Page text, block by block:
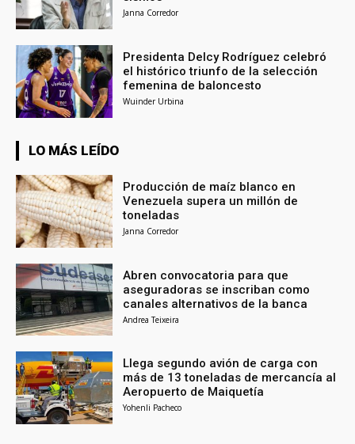
Janna Corredor
Presidenta Delcy Rodríguez celebró
el histórico triunfo de la selección
femenina de baloncesto
Wuinder Urbina
LO MÁS LEÍDO
Producción de maíz blanco en
Venezuela supera un millón de
toneladas
Janna Corredor
Abren convocatoria para que
aseguradoras se inscriban como
canales alternativos de la banca
Andrea Teixeira
Llega segundo avión de carga con
más de 13 toneladas de mercancía al
Aeropuerto de Maiquetía
Yohenli Pacheco